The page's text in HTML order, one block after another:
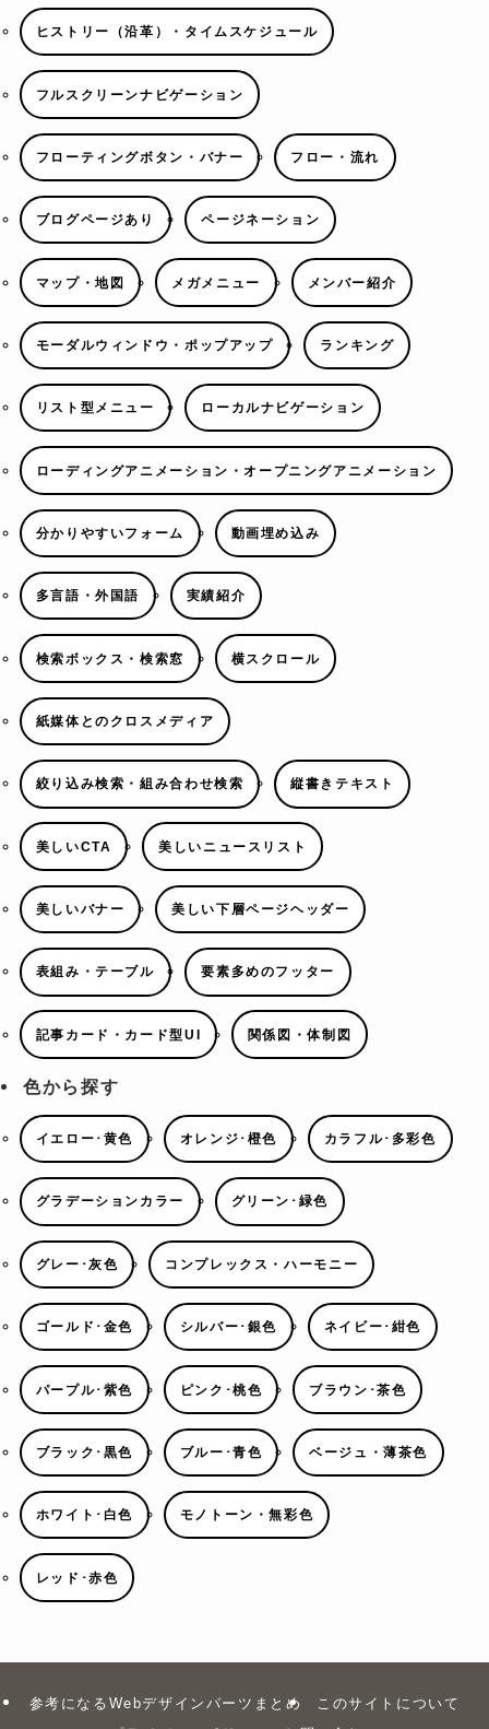
ヒストリー（沿革）・タイムスケジュール
フルスクリーンナビゲーション
フローティングボタン・バナー フロー・流れ
ブログページあり ページネーション
マップ・地図 メガメニュー メンバー紹介
モーダルウィンドウ・ポップアップ ランキング
リスト型メニュー ローカルナビゲーション
ローディングアニメーション・オープニングアニメーション
分かりやすいフォーム 動画埋め込み
多言語・外国語 実績紹介
検索ボックス・検索窓 横スクロール
紙媒体とのクロスメディア
絞り込み検索・組み合わせ検索 縦書きテキスト
美しいCTA 美しいニュースリスト
美しいバナー 美しい下層ページヘッダー
表組み・テーブル 要素多めのフッター
記事カード・カード型UI 関係図・体制図
色から探す
イエロー･黄色 オレンジ･橙色 カラフル･多彩色
グラデーションカラー グリーン･緑色
グレー･灰色 コンプレックス・ハーモニー
ゴールド･金色 シルバー･銀色 ネイビー･紺色
パープル･紫色 ピンク･桃色 ブラウン･茶色
ブラック･黒色 ブルー･青色 ベージュ・薄茶色
ホワイト･白色 モノトーン・無彩色
レッド･赤色
参考になるWebデザインパーツまとめ
このサイトについて